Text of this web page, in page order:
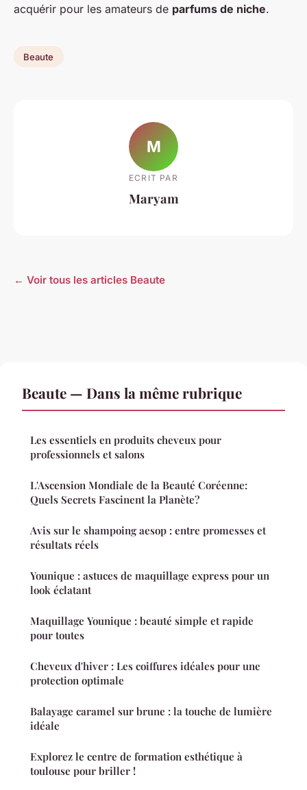
acquérir pour les amateurs de parfums de niche.
Beaute
M
ECRIT PAR
Maryam
← Voir tous les articles Beaute
Beaute — Dans la même rubrique
Les essentiels en produits cheveux pour
professionnels et salons
L'Ascension Mondiale de la Beauté Coréenne:
Quels Secrets Fascinent la Planète?
Avis sur le shampoing aesop : entre promesses et
résultats réels
Younique : astuces de maquillage express pour un
look éclatant
Maquillage Younique : beauté simple et rapide
pour toutes
Cheveux d'hiver : Les coiffures idéales pour une
protection optimale
Balayage caramel sur brune : la touche de lumière
idéale
Explorez le centre de formation esthétique à
toulouse pour briller !